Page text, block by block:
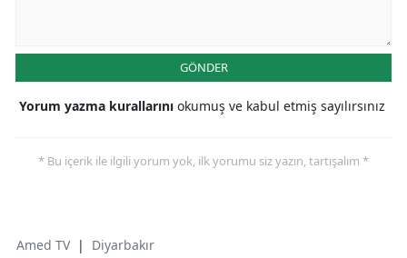
GÖNDER
Yorum yazma kurallarını okumuş ve kabul etmiş sayılırsınız
* Bu içerik ile ilgili yorum yok, ilk yorumu siz yazın, tartışalım *
Amed TV | Diyarbakır